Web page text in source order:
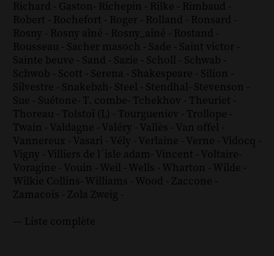
Richard - Gaston- Richepin - Rilke - Rimbaud -
Robert - Rochefort - Roger - Rolland - Ronsard -
Rosny - Rosny aîné - Rosny_aîné - Rostand -
Rousseau - Sacher masoch - Sade - Saint victor -
Sainte beuve - Sand - Sazie - Scholl - Schwab -
Schwob - Scott - Serena - Shakespeare - Silion -
Silvestre - Snakebzh- Steel - Stendhal- Stevenson -
Sue - Suétone- T. combe- Tchekhov - Theuriet -
Thoreau - Tolstoï (L) - Tourgueniev - Trollope -
Twain - Valdagne - Valéry - Vallès - Van offel -
Vannereux - Vasari - Vély - Verlaine - Verne - Vidocq -
Vigny - Villiers de l´isle adam- Vincent - Voltaire-
Voragine - Vouin - Weil - Wells - Wharton - Wilde -
Wilkie Collins- Williams - Wood - Zaccone -
Zamacoïs - Zola Zweig -
--- Liste complète